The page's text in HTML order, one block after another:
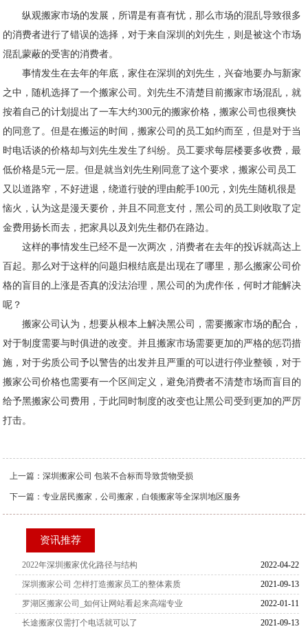
纵观搬家市场的发展，所谓是有喜有忧，那么市场的混乱导致很多
的消费者进行了错误的选择，对于来自深圳的刘先生，则是被这个市场
混乱蒙蔽的受害的消费者。
事情发生在去年的年底，家住在深圳的刘先生，兴奋地要办与新家
之中，随机选择了一个搬家公司。刘先生不清楚目前搬家市场混乱，就
按着自己的计划提出了一车大约300元的搬家价格，搬家公司也很爽快
的同意了。但是在搬运的时间，搬家公司的员工如约而至，但是对于当
时电话谈的价格却与刘先生发生了纠纷。员工要求每层楼要多收费，最
低价格是5元一层。但是就当刘先生刚同意了这个要求，搬家公司员工
又以道路窄，不好进退，绕道行驶的理由舵手100元，刘先生随机很是
恼火，认为这是漫天要价，并且不同意支付，黑公司的员工则收取了定
金费用扬长而去，把家具以及刘先生都仍在路边。
这样的事情发生已经不是一次两次，消费者在去年的投诉就高达上
百起。那么对于这样的问题归根结底是出现在了哪里，那么搬家公司价
格的盲目的上涨是否真的没法治理，黑公司的为虎作伥，何时才能解决
呢？
搬家公司认为，想要从根本上解决黑公司，需要搬家市场的配合，
对于制度需要与时俱进的改变。并且搬家市场需要更加的严格的惩罚措
施，对于劣质公司予以警告的出发并且严重的可以进行停业整顿，对于
搬家公司价格也需要有一个区间定义，避免消费者不清楚市场而盲目的
给予黑搬家公司费用，于此同时制度的改变也让黑公司受到更加的严厉
打击。
上一篇：深圳搬家公司 包装不合标而导致货物受损
下一篇：专业居民搬家，公司搬家，白领搬家等全深圳地区服务
资讯推荐
2022-04-22
2022年深圳搬家优化路径与结构
2021-09-13
深圳搬家公司 怎样打造搬家员工的整体素质
2022-01-11
罗湖区搬家公司_如何让网站看起来高端专业
2021-09-13
长途搬家仅需打个电话就可以了